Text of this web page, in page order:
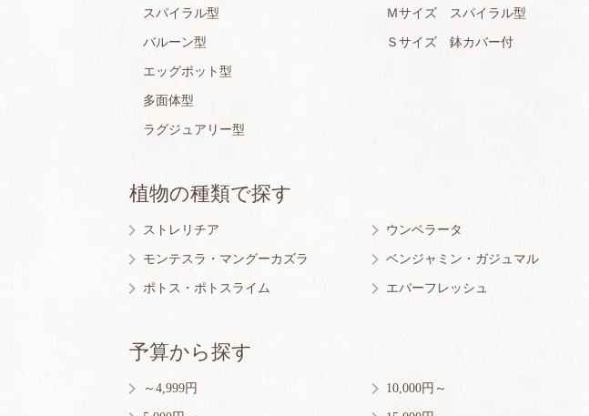
スパイラル型
バルーン型
エッグポット型
多面体型
ラグジュアリー型
Ｍサイズ スパイラル型
Ｓサイズ 鉢カバー付
植物の種類で探す
ストレリチア
モンテスラ・マングーカズラ
ポトス・ポトスライム
ウンベラータ
ベンジャミン・ガジュマル
エバーフレッシュ
予算から探す
～4,999円 10,000円～